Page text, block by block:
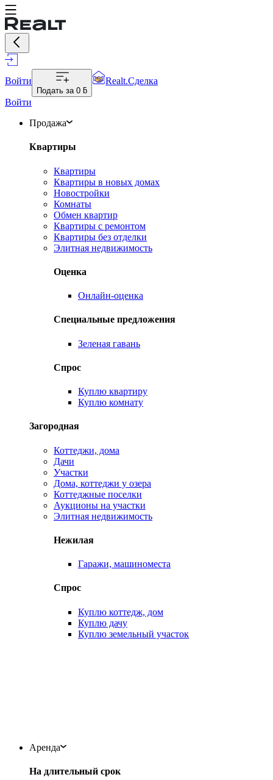
Войти
Подать за 0 ƃ
Realt.Сделка
Войти
Продажа
Квартиры
Квартиры
Квартиры в новых домах
Новостройки
Комнаты
Обмен квартир
Квартиры с ремонтом
Квартиры без отделки
Элитная недвижимость
Оценка
Онлайн-оценка
Специальные предложения
Зеленая гавань
Спрос
Куплю квартиру
Куплю комнату
Загородная
Коттеджи, дома
Дачи
Участки
Дома, коттеджи у озера
Коттеджные поселки
Аукционы на участки
Элитная недвижимость
Нежилая
Гаражи, машиноместа
Спрос
Куплю коттедж, дом
Куплю дачу
Куплю земельный участок
Аренда
На длительный срок